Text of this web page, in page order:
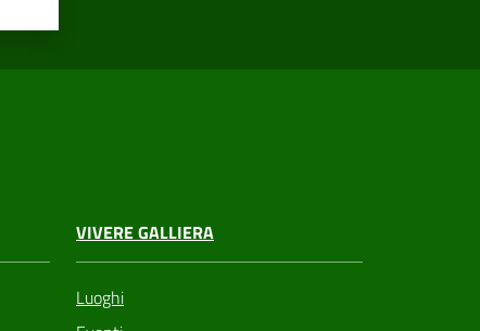
VIVERE GALLIERA
Luoghi